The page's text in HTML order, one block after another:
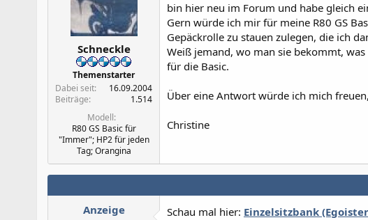
Schneckle
Themenstarter
Dabei seit
16.09.2004
Beiträge
1.514
Modell
R80 GS Basic für
"Immer"; HP2 für jeden
Tag; Orangina
bin hier neu im Forum und habe gleich
Gern würde ich mir für meine R80 GS
Gepäckrolle zu stauen zulegen, die ich
Weiß jemand, wo man sie bekommt,
für die Basic.
Über eine Antwort würde ich mich freuen,
Christine
Anzeige Schau mal hier: Einzelsitzbank